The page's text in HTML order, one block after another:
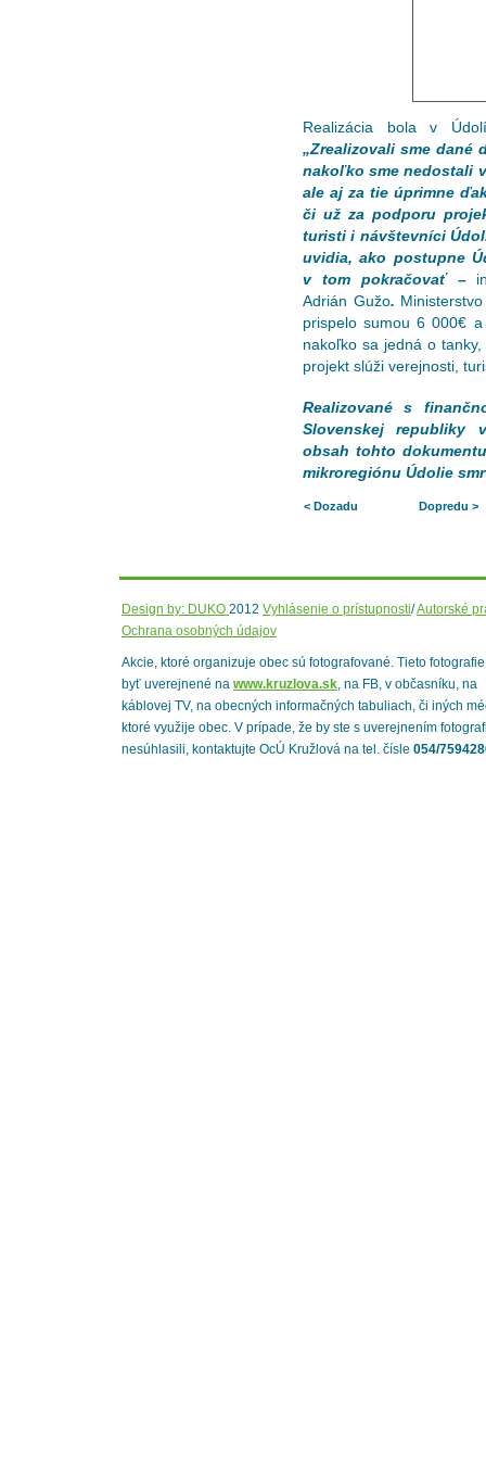
Realizácia bola v
„Zrealizovali sme
nakoľko sme nedostali
ale aj za tie úprimne
či už za podporu
turisti i návštevníci
uvidia, ako postupne
v tom pokračovať –
Adrián Gužo.
prispelo sumou 6 000€
nakoľko sa jedná o
projekt slúži verejnosti,
Realizované s
Slovenskej republiky
obsah tohto
mikroregiónu Údolie
< Dozadu Dopredu >
Design by: DUKO 2012 Vyhlásenie o prístupnosti/Autorské
Ochrana osobných údajov
Akcie, ktoré organizuje obec sú fotografované. Tieto
byť uverejnené na www.kruzlova.sk, na FB, v občasníku, na
káblovej TV, na obecných informačných tabuliach, či iných
ktoré využije obec. V prípade, že by ste s uverejnením
nesúhlasili, kontaktujte OcÚ Kružlová na tel. čísle 054/